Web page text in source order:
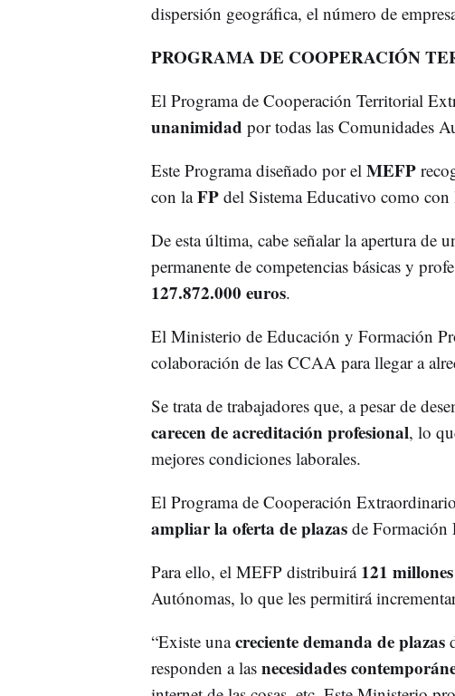
dispersión geográfica, el número de
PROGRAMA DE COOPERACIÓN
El Programa de Cooperación Territorial
unanimidad por todas las Comunidades
Este Programa diseñado por el MEFP
con laFP del Sistema Educativo como
De esta última, cabe señalar la apertura de
permanente de competencias básicas y
127.872.000 euros.
El Ministerio de Educación y Formación
colaboración de las CCAA para llegar a
Se trata de trabajadores que, a pesar de
carecen de acreditación profesional, lo
mejores condiciones laborales.
El Programa de Cooperación
ampliar la oferta de plazasde Formación
Para ello, el MEFP distribuirá121
Autónomas, lo que les permitirá
“Existe unacreciente demanda de plazas
responden a las necesidades